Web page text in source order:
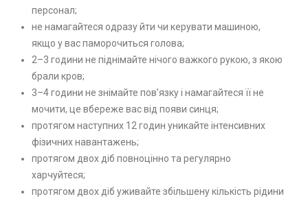
персонал;
не намагайтеся одразу йти чи керувати машиною,
якщо у вас паморочиться голова;
2–3 години не піднімайте нічого важкого рукою, з якою
брали кров;
3–4 години не знімайте пов’язку і намагайтеся її не
мочити, це вбереже вас від появи синця;
протягом наступних 12 годин уникайте інтенсивних
фізичних навантажень;
протягом двох діб повноцінно та регулярно
харчуйтеся;
протягом двох діб уживайте збільшену кількість рідини